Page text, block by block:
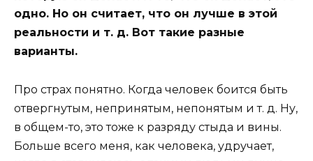
одно. Но он считает, что он лучше в этой
реальности и т. д. Вот такие разные
варианты.
Про страх понятно. Когда человек боится быть
отвергнутым, непринятым, непонятым и т. д. Ну,
в общем-то, это тоже к разряду стыда и вины.
Больше всего меня, как человека, удручает,